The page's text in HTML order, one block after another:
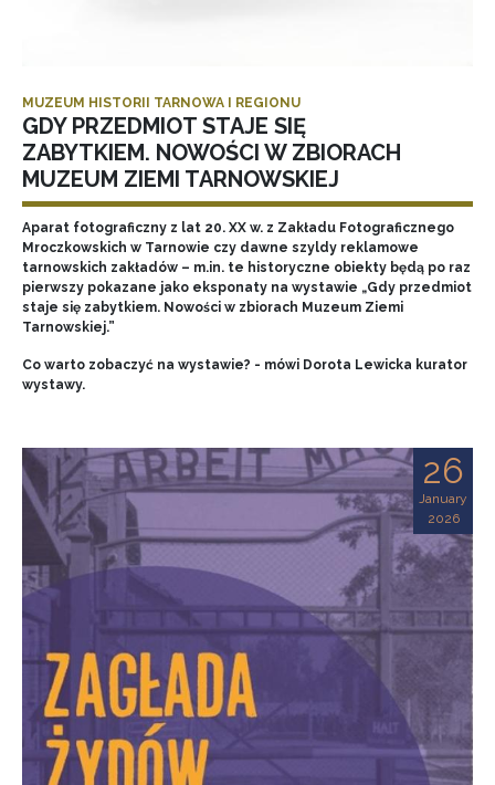
MUZEUM HISTORII TARNOWA I REGIONU
GDY PRZEDMIOT STAJE SIĘ
ZABYTKIEM. NOWOŚCI W ZBIORACH
MUZEUM ZIEMI TARNOWSKIEJ
Aparat fotograficzny z lat 20. XX w. z Zakładu Fotograficznego
Mroczkowskich w Tarnowie czy dawne szyldy reklamowe
tarnowskich zakładów – m.in. te historyczne obiekty będą po raz
pierwszy pokazane jako eksponaty na wystawie „Gdy przedmiot
staje się zabytkiem. Nowości w zbiorach Muzeum Ziemi
Tarnowskiej.”
Co warto zobaczyć na wystawie? - mówi Dorota Lewicka kurator
wystawy.
26
January
2026